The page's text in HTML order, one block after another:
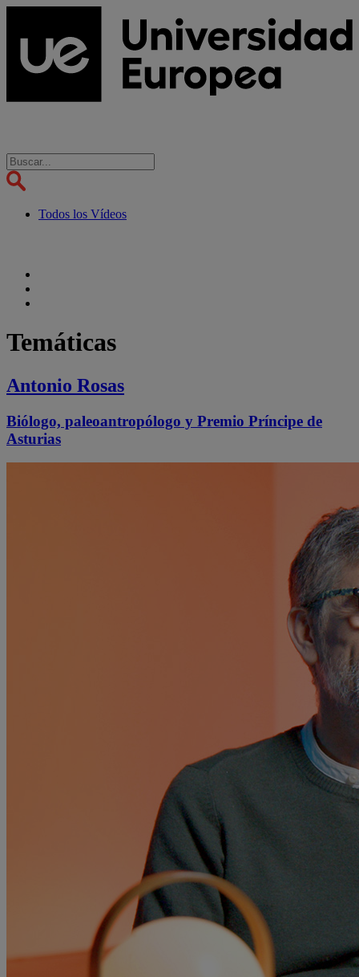
Todos los Vídeos
Temáticas
Antonio Rosas
Biólogo, paleoantropólogo y Premio Príncipe de
Asturias